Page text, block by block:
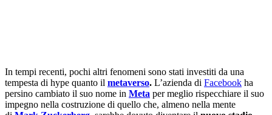
In tempi recenti, pochi altri fenomeni sono stati investiti da una
tempesta di hype quanto il metaverso. L’azienda di Facebook ha
persino cambiato il suo nome in Meta per meglio rispecchiare il suo
impegno nella costruzione di quello che, almeno nella mente